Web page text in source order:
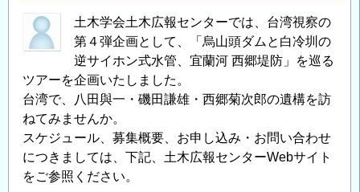
人
工
洞
窟
「田
谷
の
洞
土木学会土木広報センターでは、台湾視察の
第４弾企画として、「烏山頭ダムと白冷圳の
逆サイホン式水管、宜蘭河 西郷堤防」を巡る
ツアーを企画いたしました。
台湾で、八田與一・磯田謙雄・西郷菊次郎の遺構を訪
ねてみませんか。
スケジュール、募集概要、お申し込み・お問い合わせ
につきましては、下記、土木広報センターWebサイト
をご参照ください。